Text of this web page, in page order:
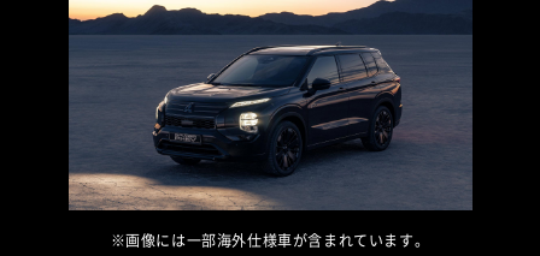
※画像には一部海外仕様車が含まれています。